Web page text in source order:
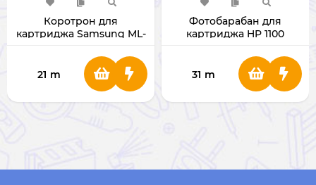
Коротрон для
картриджа Samsung ML-
21 m
Фотобарабан для
картриджа HP 1100
31 m